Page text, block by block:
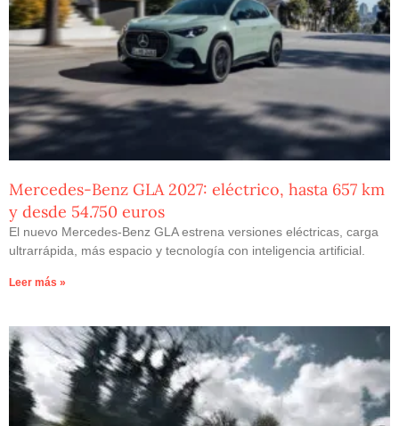
Mercedes-Benz GLA 2027: eléctrico, hasta 657 km
y desde 54.750 euros
El nuevo Mercedes-Benz GLA estrena versiones eléctricas, carga
ultrarrápida, más espacio y tecnología con inteligencia artificial.
Leer más »